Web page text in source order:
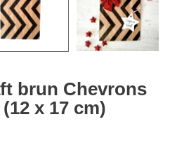
brun Chevrons
x 17 cm)